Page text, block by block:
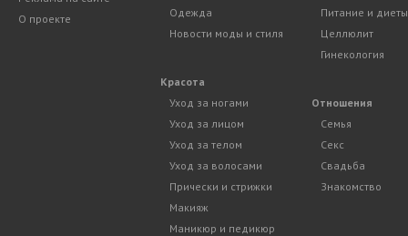
О проекте
Одежда
Новости моды и стиля
Красота
Уход за ногами
Уход за лицом
Уход за телом
Уход за волосами
Прически и стрижки
Макияж
Маникюр и педикюр
Питание и диеты
Целлюлит
Гинекология
Отношения
Семья
Секс
Свадьба
Знакомство